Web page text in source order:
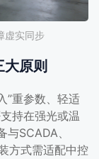
虚实同步
原则
”重参数、轻适
持在强光或温
SCADA、
方式需适配中控